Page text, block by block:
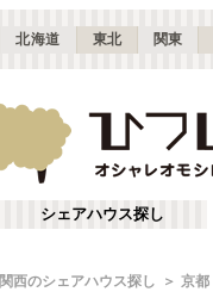
北海道 東北 関東
シェアハウス探し
関西のシェアハウス探し 京都